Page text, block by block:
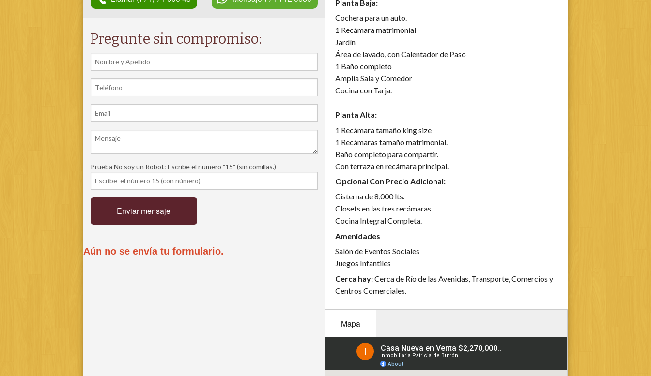
Pregunte sin compromiso:
Prueba No soy un Robot: Escribe el número "15" (sin comillas.)
Enviar mensaje
Aún no se envía tu formulario.
Planta Baja:
Cochera para un auto.
1 Recámara matrimonial
Jardín
Área de lavado, con Calentador de Paso
1 Baño completo
Amplia Sala y Comedor
Cocina con Tarja.
Planta Alta:
1 Recámara tamaño king size
1 Recámaras tamaño matrimonial.
Baño completo para compartir.
Con terraza en recámara principal.
Opcional Con Precio Adicional:
Cisterna de 8,000 lts.
Closets en las tres recámaras.
Cocina Integral Completa.
Amenidades
Salón de Eventos Sociales
Juegos Infantiles
Cerca hay:Cerca de Río de las Avenidas, Transporte, Comercios y
Centros Comerciales.
Mapa